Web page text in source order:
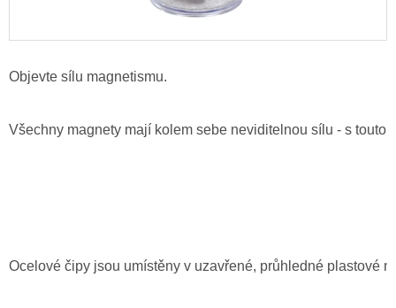
Objevte sílu magnetismu.
Všechny magnety mají kolem sebe neviditelnou sílu - s
Ocelové čipy jsou umístěny v uzavřené, průhledné plastové